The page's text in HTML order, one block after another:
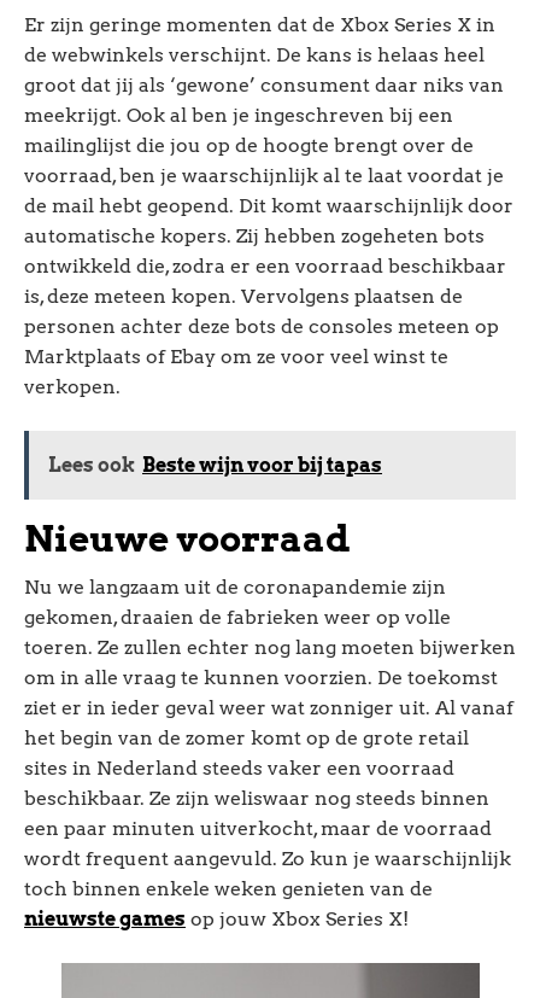
Er zijn geringe momenten dat de Xbox Series X in
de webwinkels verschijnt. De kans is helaas heel
groot dat jij als ‘gewone’ consument daar niks van
meekrijgt. Ook al ben je ingeschreven bij een
mailinglijst die jou op de hoogte brengt over de
voorraad, ben je waarschijnlijk al te laat voordat je
de mail hebt geopend. Dit komt waarschijnlijk door
automatische kopers. Zij hebben zogeheten bots
ontwikkeld die, zodra er een voorraad beschikbaar
is, deze meteen kopen. Vervolgens plaatsen de
personen achter deze bots de consoles meteen op
Marktplaats of Ebay om ze voor veel winst te
verkopen.
Lees ook Beste wijn voor bij tapas
Nieuwe voorraad
Nu we langzaam uit de coronapandemie zijn
gekomen, draaien de fabrieken weer op volle
toeren. Ze zullen echter nog lang moeten bijwerken
om in alle vraag te kunnen voorzien. De toekomst
ziet er in ieder geval weer wat zonniger uit. Al vanaf
het begin van de zomer komt op de grote retail
sites in Nederland steeds vaker een voorraad
beschikbaar. Ze zijn weliswaar nog steeds binnen
een paar minuten uitverkocht, maar de voorraad
wordt frequent aangevuld. Zo kun je waarschijnlijk
toch binnen enkele weken genieten van de
nieuwste games op jouw Xbox Series X!